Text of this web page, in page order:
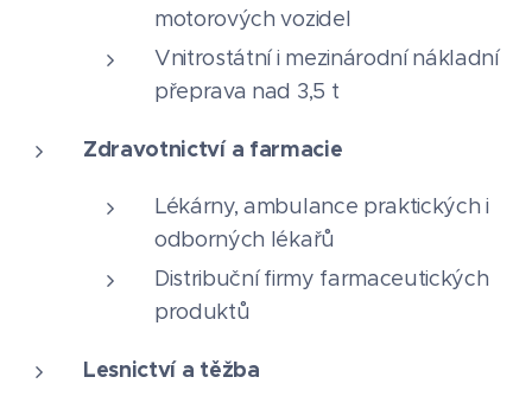
motorových vozidel
Vnitrostátní i mezinárodní nákladní
přeprava nad 3,5 t
Zdravotnictví a farmacie
Lékárny, ambulance praktických i
odborných lékařů
Distribuční firmy farmaceutických
produktů
Lesnictví a těžba